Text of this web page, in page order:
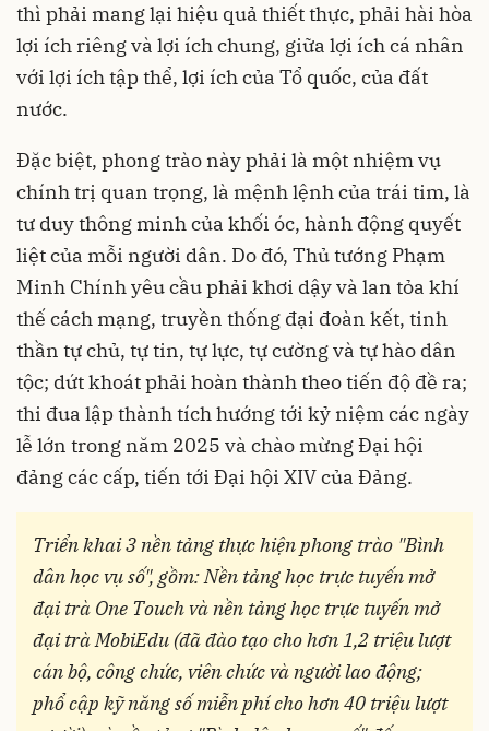
thì phải mang lại hiệu quả thiết thực, phải hài hòa
lợi ích riêng và lợi ích chung, giữa lợi ích cá nhân
với lợi ích tập thể, lợi ích của Tổ quốc, của đất
nước.
Đặc biệt, phong trào này phải là một nhiệm vụ
chính trị quan trọng, là mệnh lệnh của trái tim, là
tư duy thông minh của khối óc, hành động quyết
liệt của mỗi người dân. Do đó, Thủ tướng Phạm
Minh Chính yêu cầu phải khơi dậy và lan tỏa khí
thế cách mạng, truyền thống đại đoàn kết, tinh
thần tự chủ, tự tin, tự lực, tự cường và tự hào dân
tộc; dứt khoát phải hoàn thành theo tiến độ đề ra;
thi đua lập thành tích hướng tới kỷ niệm các ngày
lễ lớn trong năm 2025 và chào mừng Đại hội
đảng các cấp, tiến tới Đại hội XIV của Đảng.
Triển khai 3 nền tảng thực hiện phong trào "Bình
dân học vụ số", gồm:Nền tảng học trực tuyến mở
đại trà One Touch và nền tảng học trực tuyến mở
đại trà MobiEdu (đã đào tạo cho hơn 1,2 triệu lượt
cán bộ, công chức, viên chức và người lao động;
phổ cập kỹ năng số miễn phí cho hơn 40 triệu lượt